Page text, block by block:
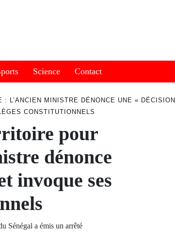
Science Contact
L’ANCIEN MINISTRE DÉNONCE UNE « DÉCISION
CONSTITUTIONNELS
pour
dénonce
invoque ses
Sénégal a émis un arrêté